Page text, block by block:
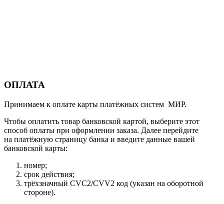
ОПЛАТА
Принимаем к оплате карты платёжных систем МИР.
Чтобы оплатить товар банковской картой, выберите этот
способ оплаты при оформлении заказа. Далее перейдите
на платёжную страницу банка и введите данные вашей
банковской карты:
номер;
срок действия;
трёхзначный CVC2/CVV2 код (указан на оборотной
стороне).